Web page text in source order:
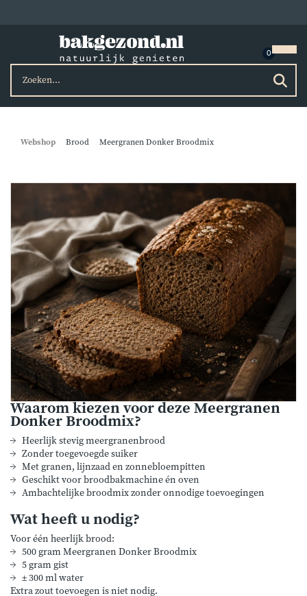
Webshop Brood Meergranen Donker Broodmix
Waarom kiezen voor deze Meergranen
Donker Broodmix?
Heerlijk stevig meergranenbrood
Zonder toegevoegde suiker
Met granen, lijnzaad en zonnebloempitten
Geschikt voor broodbakmachine én oven
Ambachtelijke broodmix zonder onnodige toevoegingen
Wat heeft u nodig?
Voor één heerlijk brood:
500 gram Meergranen Donker Broodmix
5 gram gist
± 300 ml water
Extra zout toevoegen is niet nodig.